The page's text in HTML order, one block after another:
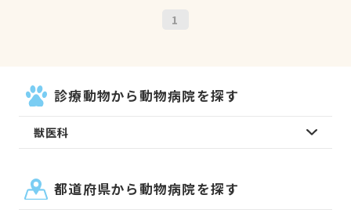
1
診療動物から動物病院を探す
獣医科
都道府県から動物病院を探す